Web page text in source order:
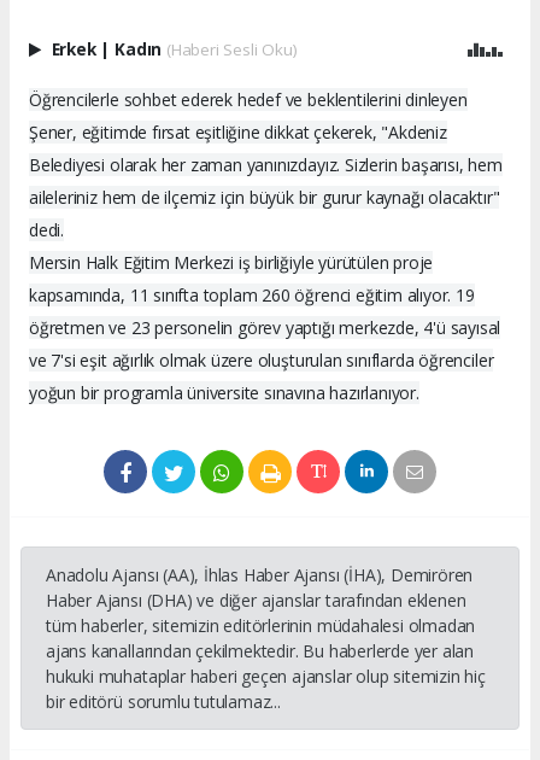
Erkek Kadın (Haberi Sesli Oku)
Öğrencilerle sohbet ederek hedef ve beklentilerini dinleyen
Şener, eğitimde fırsat eşitliğine dikkat çekerek, "Akdeniz
Belediyesi olarak her zaman yanınızdayız. Sizlerin başarısı, hem
aileleriniz hem de ilçemiz için büyük bir gurur kaynağı olacaktır"
dedi.
Mersin Halk Eğitim Merkezi iş birliğiyle yürütülen proje
kapsamında, 11 sınıfta toplam 260 öğrenci eğitim alıyor. 19
öğretmen ve 23 personelin görev yaptığı merkezde, 4'ü sayısal
ve 7'si eşit ağırlık olmak üzere oluşturulan sınıflarda öğrenciler
yoğun bir programla üniversite sınavına hazırlanıyor.
Anadolu Ajansı (AA), İhlas Haber Ajansı (İHA), Demirören
Haber Ajansı (DHA) ve diğer ajanslar tarafından eklenen
tüm haberler, sitemizin editörlerinin müdahalesi olmadan
ajans kanallarından çekilmektedir. Bu haberlerde yer alan
hukuki muhataplar haberi geçen ajanslar olup sitemizin hiç
bir editörü sorumlu tutulamaz...